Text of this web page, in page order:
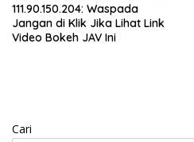
111.90.150.204: Waspada
Jangan di Klik Jika Lihat Link
Video Bokeh JAV Ini
Cari